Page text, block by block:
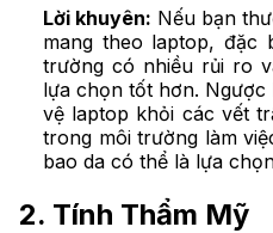
Lời khuyên: Nếu bạn
mang theo laptop, đặc
trường có nhiều rủi ro
lựa chọn tốt hơn.
vệ laptop khỏi các vết
trong môi trường làm
bao da có thể là lựa
2. Tính Thẩm Mỹ